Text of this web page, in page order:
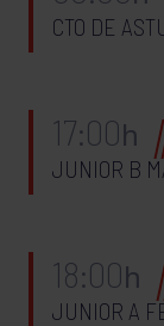
CTO DE
17:00h
JUNIOR B
18:00h
JUNIOR A